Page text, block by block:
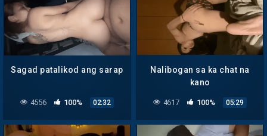
Sagad patalikod ang sarap
4556 100% 02:32
Nalibogan sa ka chat na
kano
4617 100% 05:29